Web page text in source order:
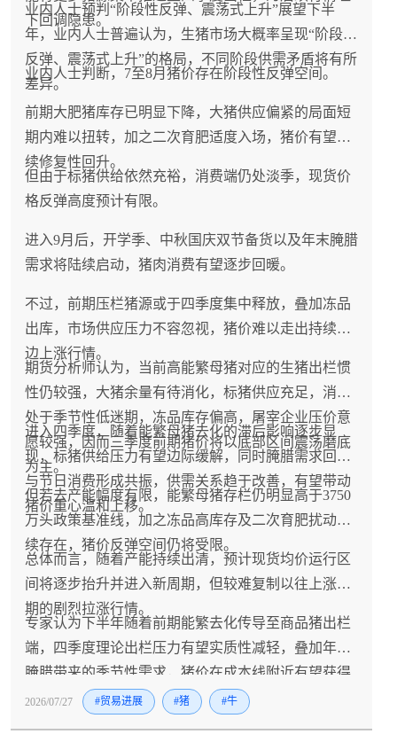
下回调隐患。
业内人士预判“阶段性反弹、震荡式上升”展望下半
年，业内人士普遍认为，生猪市场大概率呈现“阶段性
反弹、震荡式上升”的格局，不同阶段供需矛盾将有所
差异。
业内人士判断，7至8月猪价存在阶段性反弹空间。
前期大肥猪库存已明显下降，大猪供应偏紧的局面短
期内难以扭转，加之二次育肥适度入场，猪价有望延
续修复性回升。
但由于标猪供给依然充裕，消费端仍处淡季，现货价
格反弹高度预计有限。
进入9月后，开学季、中秋国庆双节备货以及年末腌腊
需求将陆续启动，猪肉消费有望逐步回暖。
不过，前期压栏猪源或于四季度集中释放，叠加冻品
出库，市场供应压力不容忽视，猪价难以走出持续单
边上涨行情。
期货分析师认为，当前高能繁母猪对应的生猪出栏惯
性仍较强，大猪余量有待消化，标猪供应充足，消费
处于季节性低迷期，冻品库存偏高，屠宰企业压价意
愿较强，因而三季度前期猪价将以底部区间震荡磨底
为主。
进入四季度，随着能繁母猪去化的滞后影响逐步显
现，标猪供给压力有望边际缓解，同时腌腊需求回升
与节日消费形成共振，供需关系趋于改善，有望带动
猪价重心温和上移。
但若去产能幅度有限，能繁母猪存栏仍明显高于3750
万头政策基准线，加之冻品高库存及二次育肥扰动持
续存在，猪价反弹空间仍将受限。
总体而言，随着产能持续出清，预计现货均价运行区
间将逐步抬升并进入新周期，但较难复制以往上涨周
期的剧烈拉涨行情。
专家认为下半年随着前期能繁去化传导至商品猪出栏
端，四季度理论出栏压力有望实质性减轻，叠加年底
腌腊带来的季节性需求，猪价在成本线附近有望获得
支撑并企稳反弹。
2026/07/27 #贸易进展 #猪 #牛